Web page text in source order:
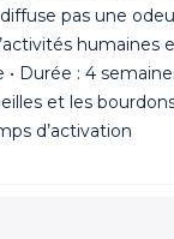
pas une
humaines
: 4
et les bourdons
d’activation